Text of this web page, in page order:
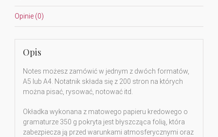
Opinie (0)
Opis
Notes możesz zamówić w jednym z dwóch formatów,
A5 lub A4. Notatnik składa się z 200 stron na których
można pisać, rysować, notować itd.
Okładka wykonana z matowego papieru kredowego o
gramaturze 350 g pokryta jest błyszcząca folią, która
zabezpiecza ją przed warunkami atmosferycznymi oraz